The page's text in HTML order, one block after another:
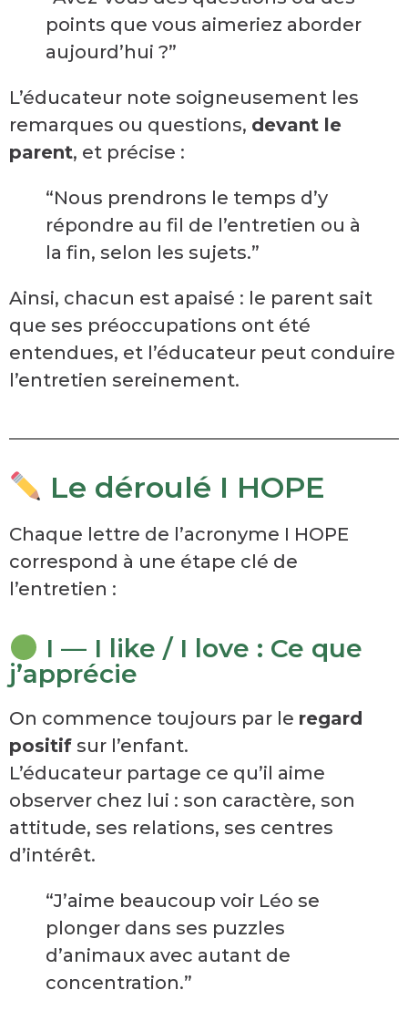
points que vous aimeriez aborder
aujourd’hui ?”
L’éducateur note soigneusement les
remarques ou questions, devant le
parent, et précise :
“Nous prendrons le temps d’y
répondre au fil de l’entretien ou à
la fin, selon les sujets.”
Ainsi, chacun est apaisé : le parent sait
que ses préoccupations ont été
entendues, et l’éducateur peut conduire
l’entretien sereinement.
Le déroulé I HOPE
Chaque lettre de l’acronyme I HOPE
correspond à une étape clé de
l’entretien :
I — I like / I love : Ce que
j’apprécie
On commence toujours par le regard
positif sur l’enfant.
L’éducateur partage ce qu’il aime
observer chez lui : son caractère, son
attitude, ses relations, ses centres
d’intérêt.
“J’aime beaucoup voir Léo se
plonger dans ses puzzles
d’animaux avec autant de
concentration.”